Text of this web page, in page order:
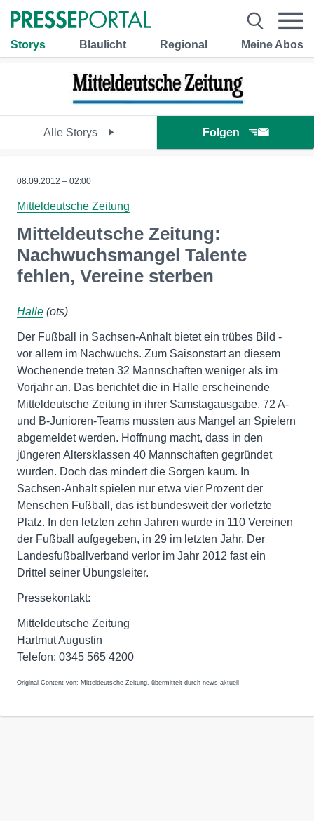
Storys Blaulicht Regional Meine Abos
Alle Storys Folgen
08.09.2012 – 02:00
Mitteldeutsche Zeitung
Mitteldeutsche Zeitung:
Nachwuchsmangel Talente
fehlen, Vereine sterben
Halle (ots)
Der Fußball in Sachsen-Anhalt bietet ein trübes Bild -
vor allem im Nachwuchs. Zum Saisonstart an diesem
Wochenende treten 32 Mannschaften weniger als im
Vorjahr an. Das berichtet die in Halle erscheinende
Mitteldeutsche Zeitung in ihrer Samstagausgabe. 72 A-
und B-Junioren-Teams mussten aus Mangel an Spielern
abgemeldet werden. Hoffnung macht, dass in den
jüngeren Altersklassen 40 Mannschaften gegründet
wurden. Doch das mindert die Sorgen kaum. In
Sachsen-Anhalt spielen nur etwa vier Prozent der
Menschen Fußball, das ist bundesweit der vorletzte
Platz. In den letzten zehn Jahren wurde in 110 Vereinen
der Fußball aufgegeben, in 29 im letzten Jahr. Der
Landesfußballverband verlor im Jahr 2012 fast ein
Drittel seiner Übungsleiter.
Pressekontakt:
Mitteldeutsche Zeitung
Hartmut Augustin
Telefon: 0345 565 4200
Original-Content von: Mitteldeutsche Zeitung, übermittelt durch news aktuell